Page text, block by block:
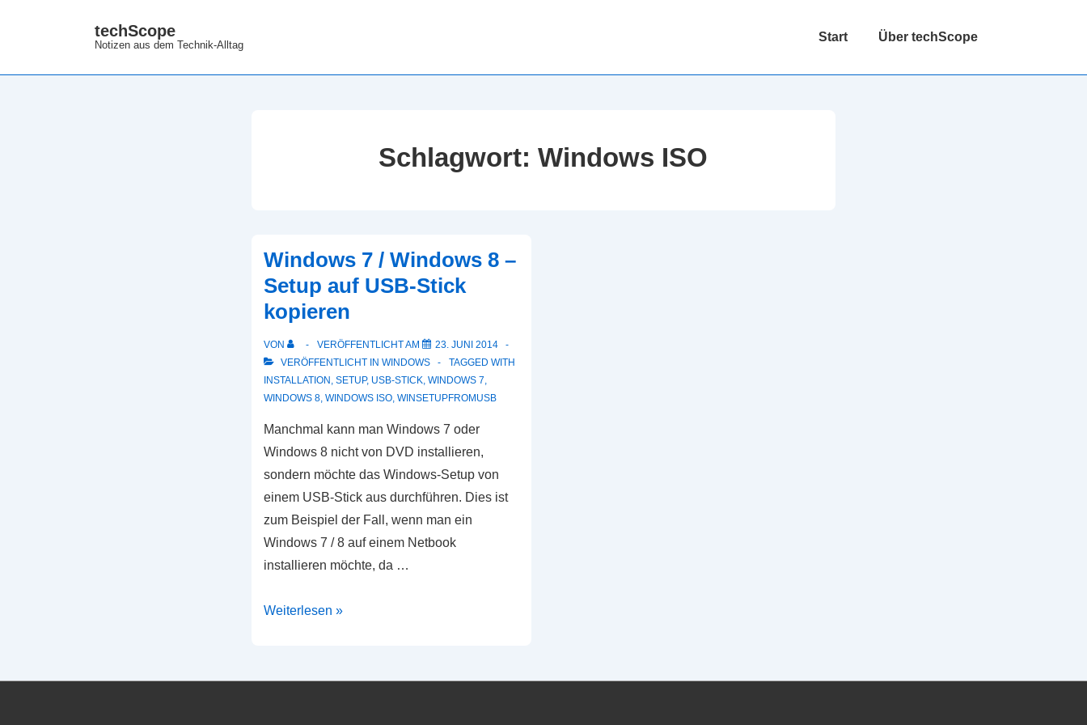
techScope
Notizen aus dem Technik-Alltag
Hauptnavigation
Start Über techScope
Schlagwort:Windows ISO
Windows 7 / Windows 8 –
Setup auf USB-Stick
kopieren
VON VERÖFFENTLICHT AM
23. JUNI 2014
VERÖFFENTLICHT IN WINDOWS
TAGGED WITH
INSTALLATION , SETUP, USB-STICK, WINDOWS 7,
WINDOWS 8, WINDOWS ISO, WINSETUPFROMUSB
Manchmal kann man Windows 7 oder
Windows 8 nicht von DVD installieren,
sondern möchte das Windows-Setup von
einem USB-Stick aus durchführen. Dies ist
zum Beispiel der Fall, wenn man ein
Windows 7 / 8 auf einem Netbook
installieren möchte, da …
Windows
Windows
Weiterlesen »